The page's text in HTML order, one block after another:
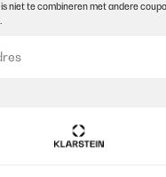
tut was es soll gefällt mir
niet te combineren met andere